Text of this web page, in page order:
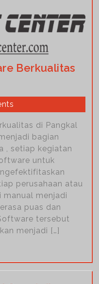
Berkualitas
di Pangkal
bagian
, setiap kegiatan
untuk
perusahaan atau
manual menjadi
puas dan
tersebut
menjadi […]